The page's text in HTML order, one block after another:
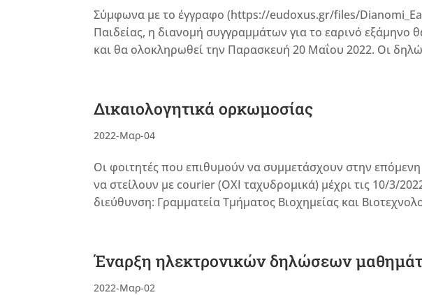
Σύμφωνα με το έγγραφο (https://eudoxus.gr/files/
Παιδείας, η διανομή συγγραμμάτων για το εαρινό εξάμηνο
και θα ολοκληρωθεί την Παρασκευή 20 Μαΐου 2022. Οι
Δικαιολογητικά ορκωμοσίας
2022-Μαρ-04
Οι φοιτητές που επιθυμούν να συμμετάσχουν στην
να στείλουν με courier (ΟΧΙ ταχυδρομικά) μέχρι τις 10/3/
διεύθυνση: Γραμματεία Τμήματος Βιοχημείας και
Έναρξη ηλεκτρονικών δηλώσεων
2022-Μαρ-02